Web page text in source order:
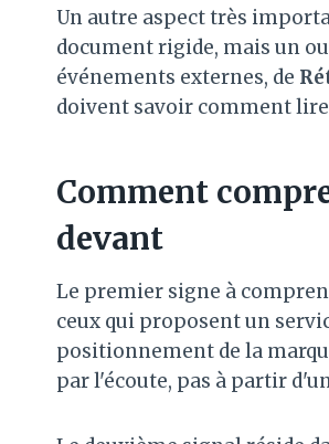
Un autre aspect très
document rigide, mais un
événements externes, de
doivent savoir comment
Comment
devant
Le premier signe à
ceux qui proposent un
positionnement de la
par l'écoute, pas à partir